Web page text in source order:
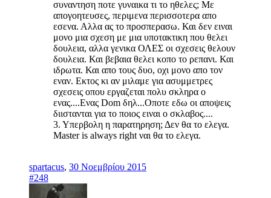
συναντηση ποτε γυναικα τι το ηθελες; Με
απογοητευσες, περιμενα περισσοτερα απο
εσενα. Αλλα ας το προσπερασω. Και δεν ειναι
μονο μια σχεση με μια υποτακτικη που θελει
δουλεια, αλλα γενικα ΟΛΕΣ οι σχεσεις θελουν
δουλεια. Και βεβαια θελει κοπο το ρεπανι. Και
ιδρωτα. Και απο τους δυο, οχι μονο απο τον
εναν. Εκτος κι αν μιλαμε για ασυμμετρες
σχεσεις οπου εργαζεται πολυ σκληρα ο
ενας....Ενας Dom δηλ...Οποτε εδω οι αποψεις
διιστανται για το ποιος ειναι ο σκλαβος....
3. Υπερβολη η παρατηρηση; Δεν θα το ελεγα.
Μaster is always right ναι θα το ελεγα.
spartacus, 30 Νοεμβρίου 2015
#248